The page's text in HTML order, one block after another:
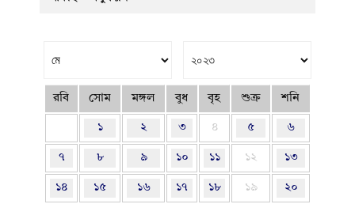
রবি সোম মঙ্গল বুধ বৃহ শুক্র শনি
১ ২ ৩ ৪ ৫ ৬
৭ ৮ ৯ ১০ ১১ ১২ ১৩
১৪ ১৫ ১৬ ১৭ ১৮ ১৯ ২০